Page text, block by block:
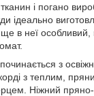
і погано
ідеально
в неї особливий,
з
з теплим,
Ніжний